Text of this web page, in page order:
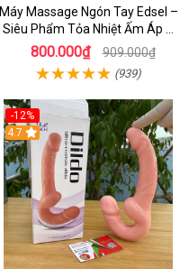
Máy Massage Ngón Tay Edsel –
Siêu Phẩm Tỏa Nhiệt Ấm Áp &
Rung Móc Thăng Hoa
800.000₫ 909.000₫
(939)
-12%
4.7